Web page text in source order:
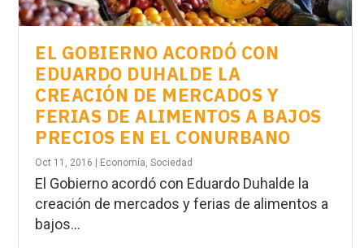
EL GOBIERNO ACORDÓ CON
EDUARDO DUHALDE LA
CREACIÓN DE MERCADOS Y
FERIAS DE ALIMENTOS A BAJOS
PRECIOS EN EL CONURBANO
Oct 11, 2016 Economía,Sociedad
El Gobierno acordó con Eduardo Duhalde la
creación de mercados y ferias de alimentos a
bajos...